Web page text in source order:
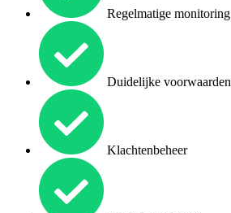
Regelmatige monitoring
Duidelijke voorwaarden
Klachtenbeheer